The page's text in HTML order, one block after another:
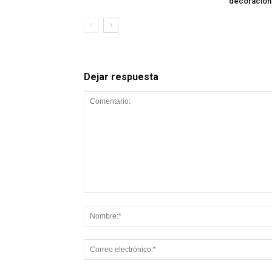
Dejar respuesta